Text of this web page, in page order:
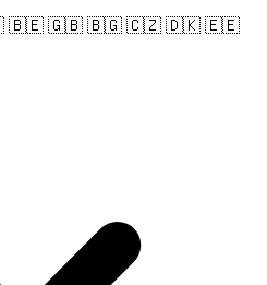
🇧🇪 🇬🇧 🇧🇬 🇨🇿 🇩🇰 🇪🇪